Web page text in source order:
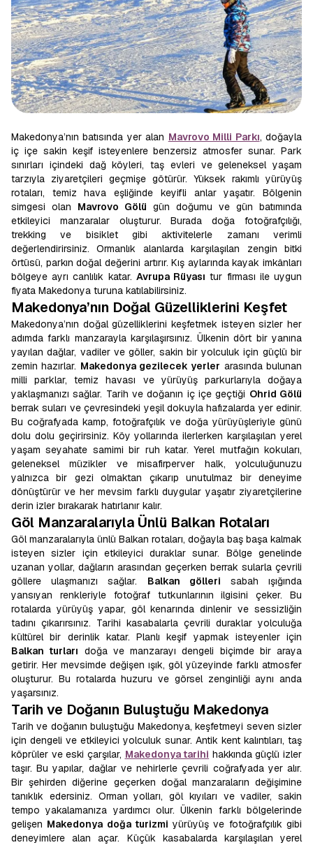
Makedonya’nın batısında yer alan Mavrovo Milli Parkı, doğayla
iç içe sakin keşif isteyenlere benzersiz atmosfer sunar. Park
sınırları içindeki dağ köyleri, taş evleri ve geleneksel yaşam
tarzıyla ziyaretçileri geçmişe götürür. Yüksek rakımlı yürüyüş
rotaları, temiz hava eşliğinde keyifli anlar yaşatır. Bölgenin
simgesi olan Mavrovo Gölü gün doğumu ve gün batımında
etkileyici manzaralar oluşturur. Burada doğa fotoğrafçılığı,
trekking ve bisiklet gibi aktivitelerle zamanı verimli
değerlendirirsiniz. Ormanlık alanlarda karşılaşılan zengin bitki
örtüsü, parkın doğal değerini artırır. Kış aylarında kayak imkânları
bölgeye ayrı canlılık katar. Avrupa Rüyası tur firması ile uygun
fiyata Makedonya turuna katılabilirsiniz.
Makedonya’nın Doğal Güzelliklerini Keşfet
Makedonya’nın doğal güzelliklerini keşfetmek isteyen sizler her
adımda farklı manzarayla karşılaşırsınız. Ülkenin dört bir yanına
yayılan dağlar, vadiler ve göller, sakin bir yolculuk için güçlü bir
zemin hazırlar. Makedonya gezilecek yerler arasında bulunan
milli parklar, temiz havası ve yürüyüş parkurlarıyla doğaya
yaklaşmanızı sağlar. Tarih ve doğanın iç içe geçtiği Ohrid Gölü
berrak suları ve çevresindeki yeşil dokuyla hafızalarda yer edinir.
Bu coğrafyada kamp, fotoğrafçılık ve doğa yürüyüşleriyle günü
dolu dolu geçirirsiniz. Köy yollarında ilerlerken karşılaşılan yerel
yaşam seyahate samimi bir ruh katar. Yerel mutfağın kokuları,
geleneksel müzikler ve misafirperver halk, yolculuğunuzu
yalnızca bir gezi olmaktan çıkarıp unutulmaz bir deneyime
dönüştürür ve her mevsim farklı duygular yaşatır ziyaretçilerine
derin izler bırakarak hatırlanır kalır.
Göl Manzaralarıyla Ünlü Balkan Rotaları
Göl manzaralarıyla ünlü Balkan rotaları, doğayla baş başa kalmak
isteyen sizler için etkileyici duraklar sunar. Bölge genelinde
uzanan yollar, dağların arasından geçerken berrak sularla çevrili
göllere ulaşmanızı sağlar. Balkan gölleri sabah ışığında
yansıyan renkleriyle fotoğraf tutkunlarının ilgisini çeker. Bu
rotalarda yürüyüş yapar, göl kenarında dinlenir ve sessizliğin
tadını çıkarırsınız. Tarihi kasabalarla çevrili duraklar yolculuğa
kültürel bir derinlik katar. Planlı keşif yapmak isteyenler için
Balkan turları doğa ve manzarayı dengeli biçimde bir araya
getirir. Her mevsimde değişen ışık, göl yüzeyinde farklı atmosfer
oluşturur. Bu rotalarda huzuru ve görsel zenginliği aynı anda
yaşarsınız.
Tarih ve Doğanın Buluştuğu Makedonya
Tarih ve doğanın buluştuğu Makedonya, keşfetmeyi seven sizler
için dengeli ve etkileyici yolculuk sunar. Antik kent kalıntıları, taş
köprüler ve eski çarşılar, Makedonya tarihi hakkında güçlü izler
taşır. Bu yapılar, dağlar ve nehirlerle çevrili coğrafyada yer alır.
Bir şehirden diğerine geçerken doğal manzaraların değişimine
tanıklık edersiniz. Orman yolları, göl kıyıları ve vadiler, sakin
tempo yakalamanıza yardımcı olur. Ülkenin farklı bölgelerinde
gelişen Makedonya doğa turizmi yürüyüş ve fotoğrafçılık gibi
deneyimlere alan açar. Küçük kasabalarda karşılaşılan yerel